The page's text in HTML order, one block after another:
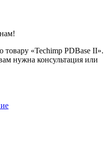
«Techimp PDBase II».
нужна консультация или